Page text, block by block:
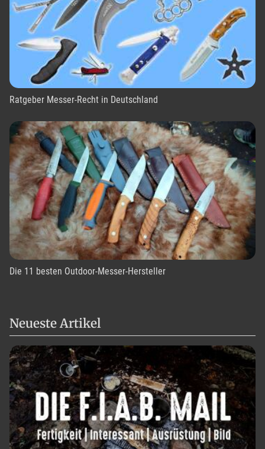
Ratgeber Messer-Recht in Deutschland
Die 11 besten Outdoor-Messer-Hersteller
Neueste Artikel